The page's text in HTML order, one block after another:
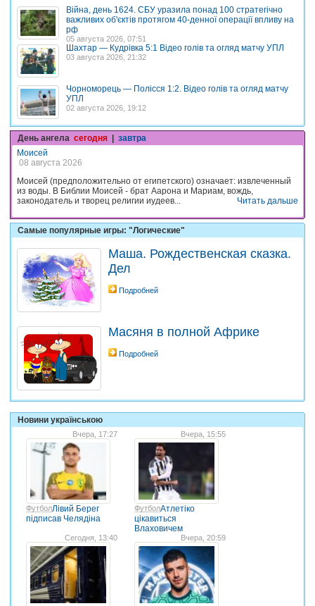
Війна, день 1624. СБУ уразила понад 100 стратегічно
важливих об'єктів протягом 40-денної операції впливу на
рф
05 августа 2026, 07:51
Шахтар — Кудрівка 5:1 Відео голів та огляд матчу УПЛ
03 августа 2026, 21:32
Чорноморець — Полісся 1:2. Відео голів та огляд матчу
УПЛ
02 августа 2026, 19:12
День ангела сегодня | завтра
Моисей
08 августа 2026
Моисей (предположительно от египетского) означает: извлеченный
из воды. В Библии Моисей - брат Аарона и Мариам, вождь,
законодатель и творец религии иудеев...
Читать дальше
Самые популярные игры: "Логические"
Маша. Рождественская сказка.
Дел
Подробней
Масяня в полной Африке
Подробней
Новини українською
Вчера, 17:27
ФутболЛівий Берег
підписав Челядіна
Вчера, 15:55
ФутболАтлетіко
цікавиться
Влаховичем
Сегодня, 13:40 Вчера, 20:59